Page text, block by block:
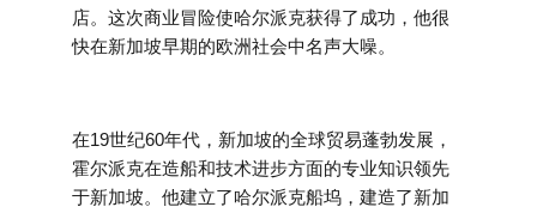
店。这次商业冒险使哈尔派克获得了成功，他很
快在新加坡早期的欧洲社会中名声大噪。
在19世纪60年代，新加坡的全球贸易蓬勃发展，
霍尔派克在造船和技术进步方面的专业知识领先
于新加坡。他建立了哈尔派克船坞，建造了新加